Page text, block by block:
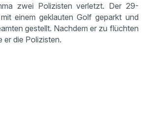
zwei Polizisten verletzt. Der 29-
einem geklauten Golf geparkt und
gestellt. Nachdem er zu flüchten
er die Polizisten.